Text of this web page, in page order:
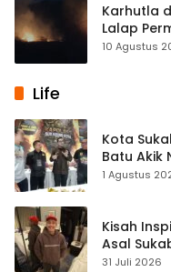
Karhutla
Lalap
Terancam
10 Agustus
Life
Kota
Batu Akik
1 Agustus
Kisah
Asal
Streaming
31 Juli 2026